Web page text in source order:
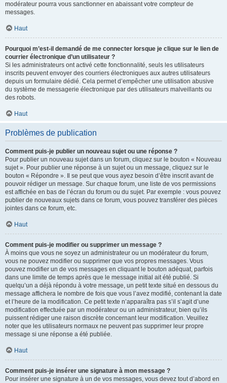
modérateur pourra vous sanctionner en abaissant votre compteur de
messages.
Haut
Pourquoi m’est-il demandé de me connecter lorsque je clique sur le lien de
courrier électronique d’un utilisateur ?
Si les administrateurs ont activé cette fonctionnalité, seuls les utilisateurs
inscrits peuvent envoyer des courriers électroniques aux autres utilisateurs
depuis un formulaire dédié. Cela permet d’empêcher une utilisation abusive
du système de messagerie électronique par des utilisateurs malveillants ou
des robots.
Haut
Problèmes de publication
Comment puis-je publier un nouveau sujet ou une réponse ?
Pour publier un nouveau sujet dans un forum, cliquez sur le bouton « Nouveau
sujet ». Pour publier une réponse à un sujet ou un message, cliquez sur le
bouton « Répondre ». Il se peut que vous ayez besoin d’être inscrit avant de
pouvoir rédiger un message. Sur chaque forum, une liste de vos permissions
est affichée en bas de l’écran du forum ou du sujet. Par exemple : vous pouvez
publier de nouveaux sujets dans ce forum, vous pouvez transférer des pièces
jointes dans ce forum, etc.
Haut
Comment puis-je modifier ou supprimer un message ?
À moins que vous ne soyez un administrateur ou un modérateur du forum,
vous ne pouvez modifier ou supprimer que vos propres messages. Vous
pouvez modifier un de vos messages en cliquant le bouton adéquat, parfois
dans une limite de temps après que le message initial ait été publié. Si
quelqu’un a déjà répondu à votre message, un petit texte situé en dessous du
message affichera le nombre de fois que vous l’avez modifié, contenant la date
et l’heure de la modification. Ce petit texte n’apparaîtra pas s’il s’agit d’une
modification effectuée par un modérateur ou un administrateur, bien qu’ils
puissent rédiger une raison discrète concernant leur modification. Veuillez
noter que les utilisateurs normaux ne peuvent pas supprimer leur propre
message si une réponse a été publiée.
Haut
Comment puis-je insérer une signature à mon message ?
Pour insérer une signature à un de vos messages, vous devez tout d’abord en